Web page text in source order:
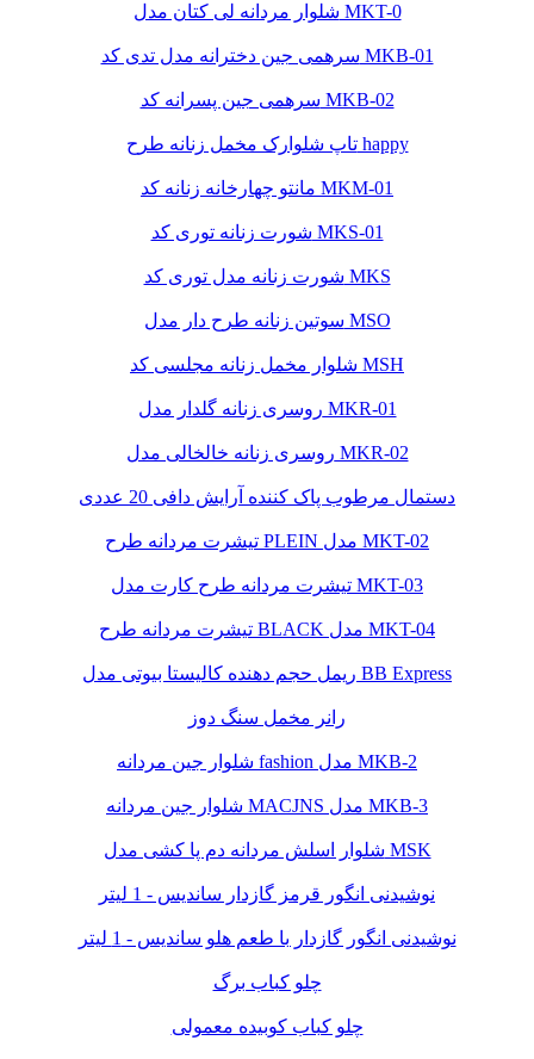
شلوار مردانه لی کتان مدل MKT-0
سرهمی جین دخترانه مدل تدی کد MKB-01
سرهمی جین پسرانه کد MKB-02
تاپ شلوارک مخمل زنانه طرح happy
مانتو چهارخانه زنانه کد MKM-01
شورت زنانه توری کد MKS-01
شورت زنانه مدل توری کد MKS
سوتین زنانه طرح دار مدل MSO
شلوار مخمل زنانه مجلسی کد MSH
روسری زنانه گلدار مدل MKR-01
روسری زنانه خالخالی مدل MKR-02
دستمال مرطوب پاک کننده آرایش دافی 20 عددی
تیشرت مردانه طرح PLEIN مدل MKT-02
تیشرت مردانه طرح کارت مدل MKT-03
تیشرت مردانه طرح BLACK مدل MKT-04
ریمل حجم دهنده کالیستا بیوتی مدل BB Express
رانر مخمل سنگ دوز
شلوار جین مردانه fashion مدل MKB-2
شلوار جین مردانه MACJNS مدل MKB-3
شلوار اسلش مردانه دم پا کشی مدل MSK
نوشیدنی انگور قرمز گازدار ساندیس - 1 لیتر
نوشیدنی انگور گازدار با طعم هلو ساندیس - 1 لیتر
چلو کباب برگ
چلو کباب کوبیده معمولی